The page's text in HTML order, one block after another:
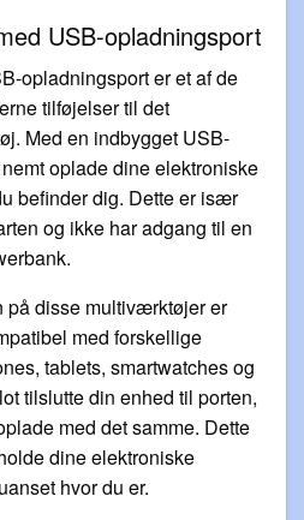
USB-opladningsport
opladningsport er et af de
tilføjelser til det
Med en indbygget USB-
oplade dine elektroniske
befinder dig. Dette er især
og ikke har adgang til en
på disse multiværktøjer er
med forskellige
tablets, smartwatches og
tilslutte din enhed til porten,
med det samme. Dette
dine elektroniske
hvor du er.